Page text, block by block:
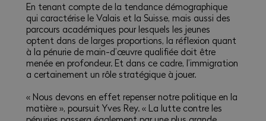
En tenant compte de la tendance démographique
qui caractérise le Valais et la Suisse, mais aussi des
parcours académiques pour lesquels les jeunes
optent dans de larges proportions, la réflexion quant
à la pénurie de main-d’œuvre qualifiée doit être
menée en profondeur. Et dans ce cadre, l’immigration
a certainement un rôle stratégique à jouer.
« Nous devons en effet repenser notre politique en la
matière », poursuit Yves Rey. « La lutte contre les